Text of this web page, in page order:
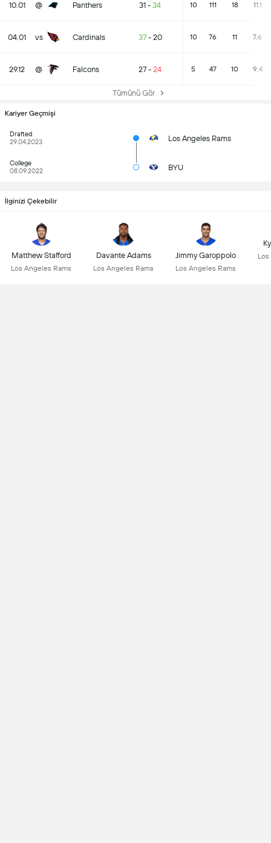
10.01 @ Panthers 31 - 34 10 111 18 11.1
04.01 vs Cardinals 37- 20 10 76 11 7.6
29.12 @ Falcons 27 - 24 5 47 10 9.4
Tümünü Gör
Kariyer Geçmişi
Drafted
29.04.2023
Los Angeles Rams
College
08.09.2022
BYU
İlginizi Çekebilir
Matthew Stafford
Los Angeles Rams
Davante Adams
Los Angeles Rams
Jimmy Garoppolo
Los Angeles Rams